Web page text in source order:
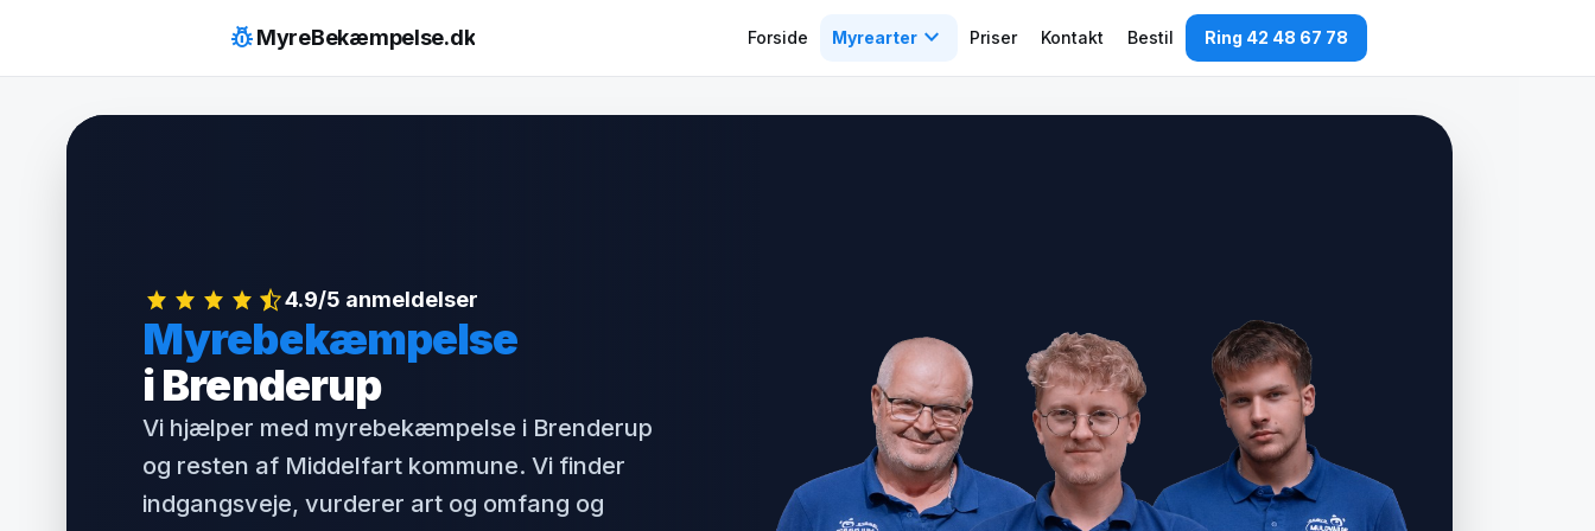
indhold
pest_controlMyreBekæmpelse.dk Forside Myrearter expand_more Priser Kontakt Bestil Ring 42 48 67 78
4.9/5 anmeldelser
Myrebekæmpelse
i Brenderup
Vi hjælper med myrebekæmpelse i Brenderup
og resten af Middelfart kommune. Vi finder
indgangsveje, vurderer art og omfang og